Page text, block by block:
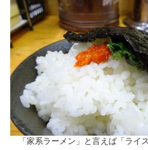
「家系ラーメン」と言えば「ライ